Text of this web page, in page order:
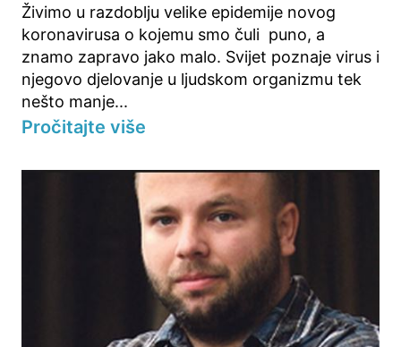
Živimo u razdoblju velike epidemije novog
koronavirusa o kojemu smo čuli puno, a
znamo zapravo jako malo. Svijet poznaje virus i
njegovo djelovanje u ljudskom organizmu tek
nešto manje...
Pročitajte više